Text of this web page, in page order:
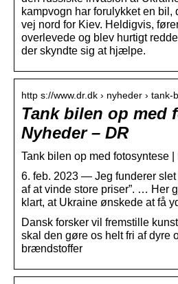
kampvogn har forulykket en
vej nord for Kiev. Heldigvis,
overlevede og blev hurtigt
der skyndte sig at hjælpe.
http s://www.dr.dk › nyheder ›
Tank bilen op med
Nyheder – DR
Tank bilen op med fotosyntese
6. feb. 2023 — Jeg funderer
af at vinde store priser”. … Her
klart, at Ukraine ønskede at få
Dansk forsker vil fremstille
skal den gøre os helt fri af dyre
brændstoffer